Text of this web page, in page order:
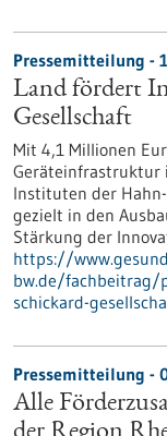
Pressemitteilung -
Land fördert
Gesellschaft
Mit 4,1 Millionen
Geräteinfrastruktur
Instituten der
gezielt in den
Stärkung der
https://
bw.de/
schickard-
Pressemitteilung -
Alle